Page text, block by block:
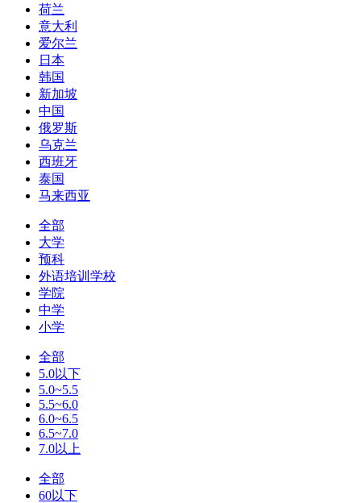
荷兰
意大利
爱尔兰
日本
韩国
新加坡
中国
俄罗斯
乌克兰
西班牙
泰国
马来西亚
全部
大学
预科
外语培训学校
学院
中学
小学
全部
5.0以下
5.0~5.5
5.5~6.0
6.0~6.5
6.5~7.0
7.0以上
全部
60以下